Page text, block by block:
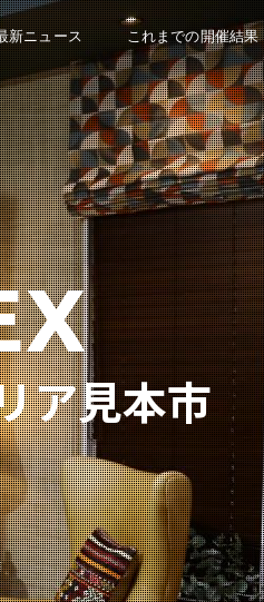
新ニュース これまでの開催結果
ア見本市